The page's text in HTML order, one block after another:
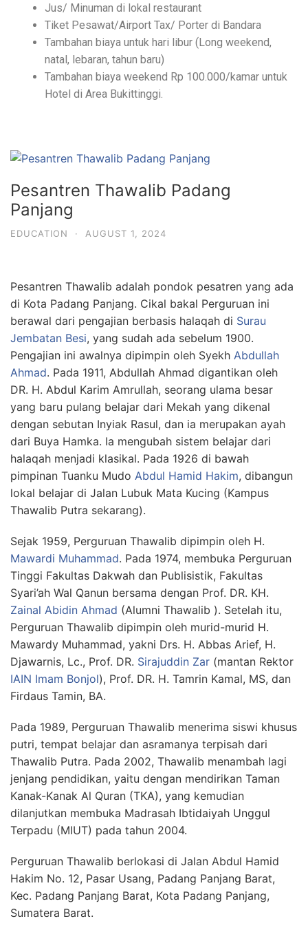
Jus/ Minuman di lokal restaurant
Tiket Pesawat/Airport Tax/ Porter di Bandara
Tambahan biaya untuk hari libur (Long weekend,
natal, lebaran, tahun baru)
Tambahan biaya weekend Rp 100.000/kamar untuk
Hotel di Area Bukittinggi.
Pesantren Thawalib Padang
Panjang
EDUCATION · AUGUST 1, 2024
Pesantren Thawalib adalah pondok pesatren yang ada
di Kota Padang Panjang. Cikal bakal Perguruan ini
berawal dari pengajian berbasis halaqah di Surau
Jembatan Besi, yang sudah ada sebelum 1900.
Pengajian ini awalnya dipimpin oleh Syekh Abdullah
Ahmad. Pada 1911, Abdullah Ahmad digantikan oleh
DR. H. Abdul Karim Amrullah, seorang ulama besar
yang baru pulang belajar dari Mekah yang dikenal
dengan sebutan Inyiak Rasul, dan ia merupakan ayah
dari Buya Hamka. Ia mengubah sistem belajar dari
halaqah menjadi klasikal. Pada 1926 di bawah
pimpinan Tuanku Mudo Abdul Hamid Hakim, dibangun
lokal belajar di Jalan Lubuk Mata Kucing (Kampus
Thawalib Putra sekarang).
Sejak 1959, Perguruan Thawalib dipimpin oleh H.
Mawardi Muhammad. Pada 1974, membuka Perguruan
Tinggi Fakultas Dakwah dan Publisistik, Fakultas
Syari’ah Wal Qanun bersama dengan Prof. DR. KH.
Zainal Abidin Ahmad (Alumni Thawalib ). Setelah itu,
Perguruan Thawalib dipimpin oleh murid-murid H.
Mawardy Muhammad, yakni Drs. H. Abbas Arief, H.
Djawarnis, Lc., Prof. DR. Sirajuddin Zar (mantan Rektor
IAIN Imam Bonjol), Prof. DR. H. Tamrin Kamal, MS, dan
Firdaus Tamin, BA.
Pada 1989, Perguruan Thawalib menerima siswi khusus
putri, tempat belajar dan asramanya terpisah dari
Thawalib Putra. Pada 2002, Thawalib menambah lagi
jenjang pendidikan, yaitu dengan mendirikan Taman
Kanak-Kanak Al Quran (TKA), yang kemudian
dilanjutkan membuka Madrasah Ibtidaiyah Unggul
Terpadu (MIUT) pada tahun 2004.
Perguruan Thawalib berlokasi di Jalan Abdul Hamid
Hakim No. 12, Pasar Usang, Padang Panjang Barat,
Kec. Padang Panjang Barat, Kota Padang Panjang,
Sumatera Barat.